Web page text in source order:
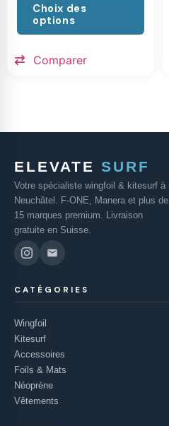
Choix des
options
Comparer
ELEVATE SURF
Votre spécialiste wingfoil & kitesurf à
Neuchâtel. F-ONE, Manera et plus de
15 marques premium. Livraison
gratuite en Suisse.
CATÉGORIES
Wingfoil
Kitesurf
Accessoires
Foils & Mats
Néoprène
Vêtements